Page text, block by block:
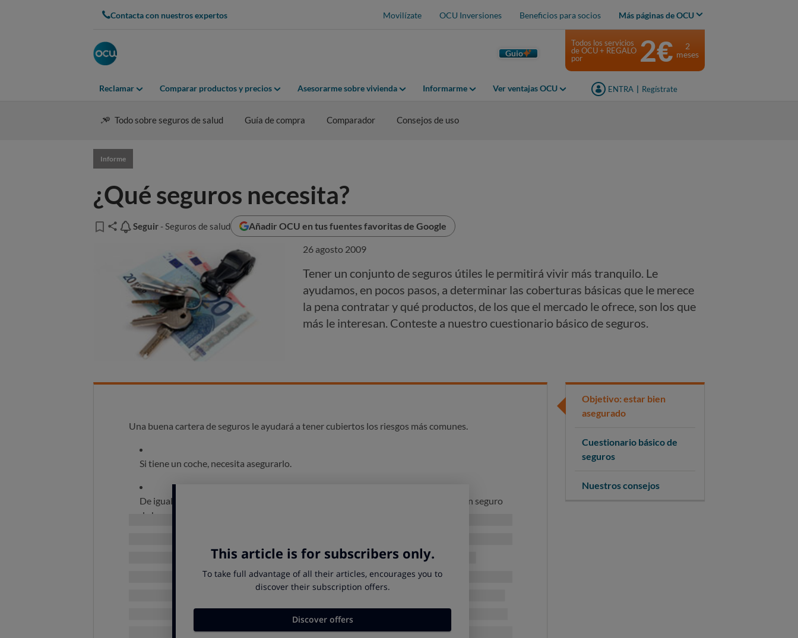
Contacta con nuestros expertos Movilízate OCU Inversiones Beneficios para socios Más páginas de OCU
Guio
Reclamar Comparar productos y precios Asesorarme sobre vivienda Informarme Ver ventajas OCU ENTRA Regístrate
Todos los servicios
de OCU + REGALO
por
2€
2
meses
Todo sobre seguros de salud Guía de compra Comparador Consejos de uso
Informe
¿Qué seguros necesita?
Seguir
Seguir - Seguros de salud Añadir OCU en tus fuentes favoritas de Google
26 agosto 2009
Tener un conjunto de seguros útiles le permitirá vivir más tranquilo. Le
ayudamos, en pocos pasos, a determinar las coberturas básicas que le merece
la pena contratar y qué productos, de los que el mercado le ofrece, son los que
más le interesan. Conteste a nuestro cuestionario básico de seguros.
Una buena cartera de seguros le ayudará a tener cubiertos los riesgos más comunes.
Si tiene un coche, necesita asegurarlo.
De igual manera, tanto si es propietario de una vivienda como si vive de alquiler, un seguro
de hogar le permitirá estar más tranquilo. Y si es miembro de una comunidad de
muchas contingencias de la vida cotidiana.
Y si quiere asegurar el porvenir de su familia, contratar un seguro de vida le ayudará a
Objetivo: estar bien
asegurado
Cuestionario básico de
seguros
Nuestros consejos